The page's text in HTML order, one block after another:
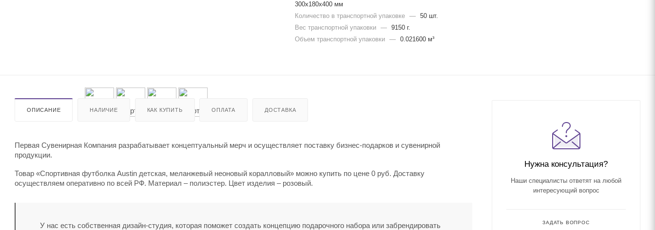
300x180x400 мм
Количество в транспортной упаковке
—
50 шт.
Вес транспортной упаковки
—
9150 г.
Объем транспортной упаковки
— 0.021600 м³
ОПИСАНИЕ НАЛИЧИЕ КАК КУПИТЬ ОПЛАТА ДОСТАВКА
Первая Сувенирная Компания разрабатывает концептуальный мерч и осуществляет поставку бизнес-подарков и сувенирной
продукции.
Товар «Спортивная футболка Austin детская, меланжевый неоновый коралловый» можно купить по цене 0 руб. Доставку
осуществляем оперативно по всей РФ. Материал – полиэстер. Цвет изделия – розовый.
У нас есть собственная дизайн-студия, которая поможет создать концепцию подарочного набора или забрендировать
Нужна консультация?
Наши специалисты ответят на любой
интересующий вопрос
ЗАДАТЬ ВОПРОС